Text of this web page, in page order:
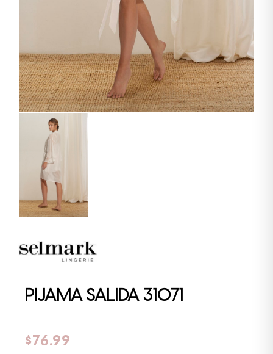
PIJAMA SALIDA 31071
$76.99